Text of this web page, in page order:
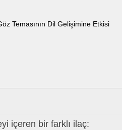
Temasının Dil Gelişimine Etkisi
içeren bir farklı ilaç: